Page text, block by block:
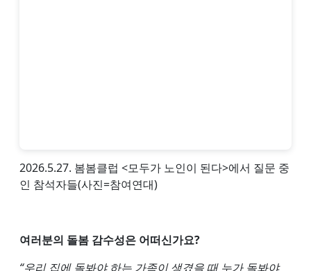
2026.5.27. 봄봄클럽 <모두가 노인이 된다>에서 질문 중
인 참석자들(사진=참여연대)
여러분의 돌봄 감수성은 어떠신가요?
“우리 집에 돌봐야 하는 가족이 생겼을 때 누가 돌봐야